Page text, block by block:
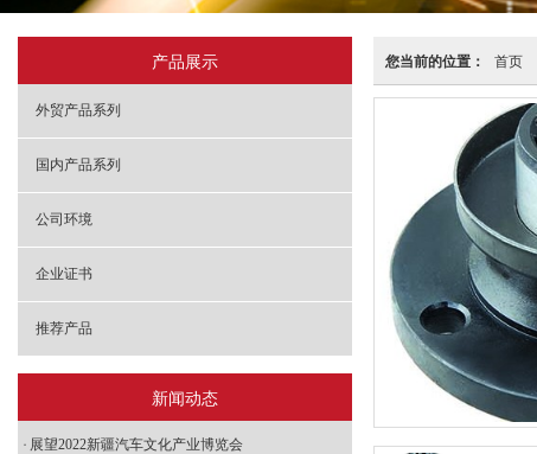
您当前的位置： 首页
产品展示
外贸产品系列
国内产品系列
公司环境
企业证书
推荐产品
新闻动态
展望2022新疆汽车文化产业博览会